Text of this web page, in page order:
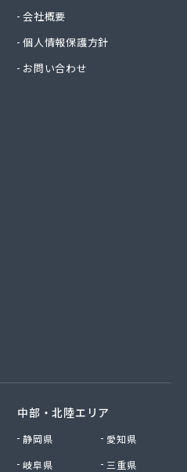
合
会社概要
個人情報保護方針
お問い合わせ
中部・北陸エリア
静岡県
愛知県
岐阜県
三重県